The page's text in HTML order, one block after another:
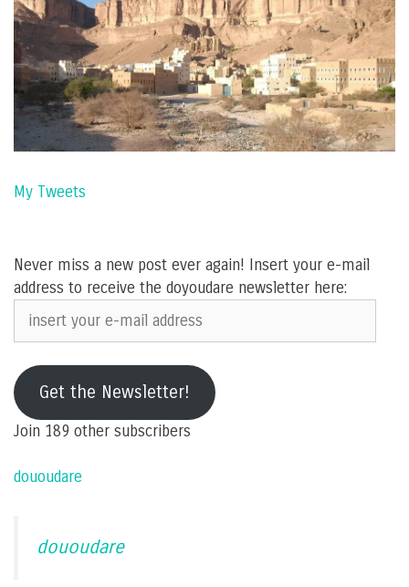
My Tweets
Never miss a new post ever again! Insert your e-mail
address to receive the doyoudare newsletter here:
insert
your
mail
addressGet the Newsletter!
Join 189 other subscribers
dououdare
dououdare